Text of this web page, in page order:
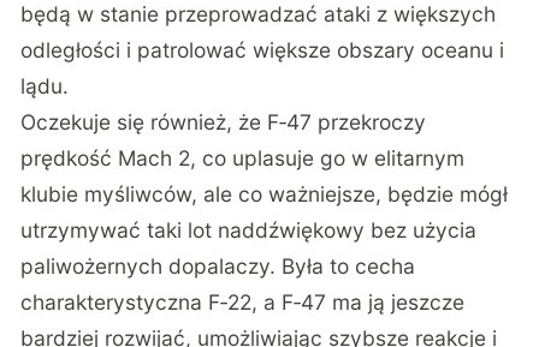
będą w stanie przeprowadzać ataki z większych
odległości i patrolować większe obszary oceanu i
lądu.
Oczekuje się również, że F‑47 przekroczy
prędkość Mach 2, co uplasuje go w elitarnym
klubie myśliwców, ale co ważniejsze, będzie mógł
utrzymywać taki lot naddźwiękowy bez użycia
paliwożernych dopalaczy. Była to cecha
charakterystyczna F‑22, a F‑47 ma ją jeszcze
bardziej rozwijać, umożliwiając szybsze reakcje i